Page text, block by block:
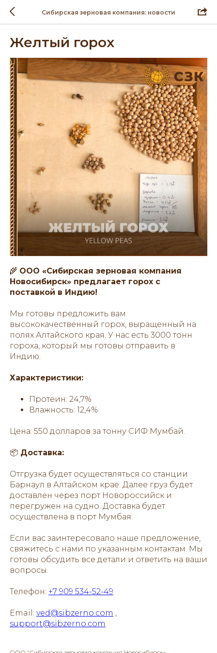
Сибирская зерновая компания: новости
Желтый горох
🌾 ООО «Сибирская зерновая компания
Новосибирск» предлагает горох с
поставкой в Индию!
Мы готовы предложить вам
высококачественный горох, выращенный на
полях Алтайского края. У нас есть 3000 тонн
гороха, который мы готовы отправить в
Индию.
Характеристики:
Протеин: 24,7%
Влажность: 12,4%
Цена: 550 долларов за тонну СИФ Мумбай.
📦 Доставка:
Отгрузка будет осуществляться со станции
Барнаул в Алтайском крае. Далее груз будет
доставлен через порт Новороссийск и
перегружен на судно. Доставка будет
осуществлена в порт Мумбая.
Если вас заинтересовало наше предложение,
свяжитесь с нами по указанным контактам. Мы
готовы обсудить все детали и ответить на ваши
вопросы.
Телефон: +7 909 534-52-49
Email: ved@sibzerno.com ,
support@sibzerno.com